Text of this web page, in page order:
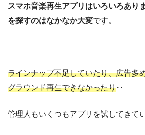
スマホ音楽再生アプリはいろいろあり
を探すのはなかなか大変です。
ラインナップ不足していたり、広告多
グラウンド再生できなかったり‥
管理人もいくつもアプリを試してきて